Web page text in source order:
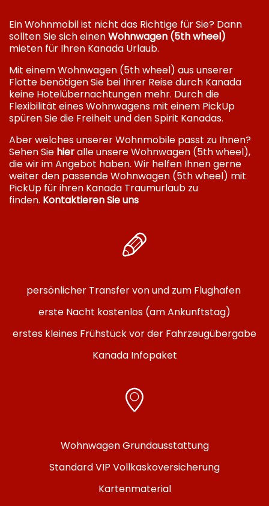
Ein Wohnmobil ist nicht das Richtige für Sie? Dann
sollten Sie sich einenWohnwagen (5th wheel)
mieten für Ihren Kanada Urlaub.
Mit einem Wohnwagen (5th wheel) aus unserer
Flotte benötigen Sie bei Ihrer Reise durch Kanada
keine Hotelübernachtungen mehr. Durch die
Flexibilität eines Wohnwagens mit einem PickUp
spüren Sie die Freiheit und den Spirit Kanadas.
Aber welches unserer Wohnmobile passt zu Ihnen?
Sehen Sie hieralle unsere Wohnwagen (5th wheel),
die wir im Angebot haben. Wir helfen Ihnen gerne
weiter den passende Wohnwagen (5th wheel) mit
PickUp für ihren Kanada Traumurlaub zu
finden. Kontaktieren Sie uns
persönlicher Transfer von und zum Flughafen
erste Nacht kostenlos (am Ankunftstag)
erstes kleines Frühstück vor der Fahrzeugübergabe
Kanada Infopaket
Wohnwagen Grundausstattung
Standard VIP Vollkaskoversicherung
Kartenmaterial